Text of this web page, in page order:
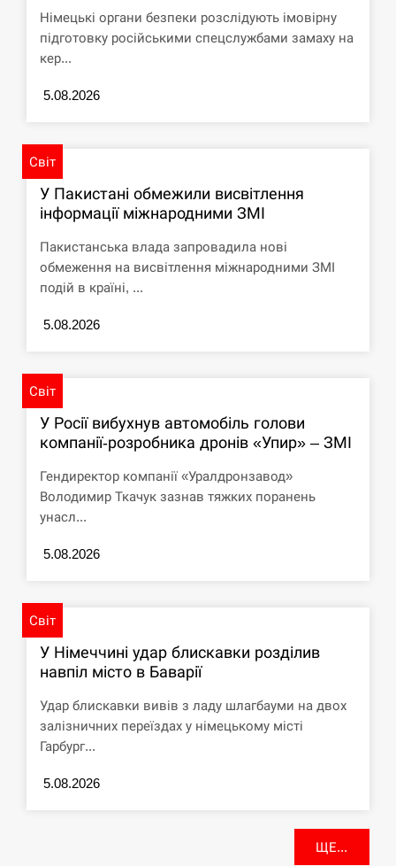
Німецькі органи безпеки розслідують імовірну
підготовку російськими спецслужбами замаху на
кер...
5.08.2026
Світ
У Пакистані обмежили висвітлення
інформації міжнародними ЗМІ
Пакистанська влада запровадила нові
обмеження на висвітлення міжнародними ЗМІ
подій в країні, ...
5.08.2026
Світ
У Росії вибухнув автомобіль голови
компанії-розробника дронів «Упир» – ЗМІ
Гендиректор компанії «Уралдронзавод»
Володимир Ткачук зазнав тяжких поранень
унасл...
5.08.2026
Світ
У Німеччині удар блискавки розділив
навпіл місто в Баварії
Удар блискавки вивів з ладу шлагбауми на двох
залізничних переїздах у німецькому місті
Гарбург...
5.08.2026
ЩЕ...